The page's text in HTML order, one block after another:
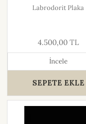
Labrodorit Plaka
4.500,00 TL
İncele
SEPETE EKLE